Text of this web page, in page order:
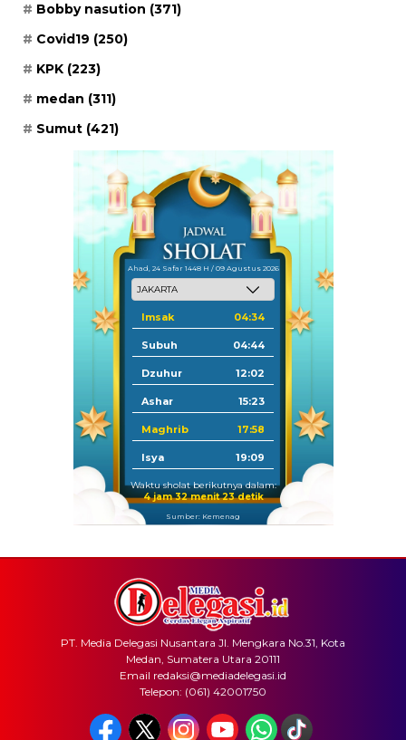
Bobby nasution (371)
Covid19 (250)
KPK (223)
medan (311)
Sumut (421)
Ahad, 24 Safar 1448 H / 09 Agustus 2026
Imsak 04:34
Subuh 04:44
Dzuhur 12:02
Ashar 15:23
Maghrib 17:58
Isya 19:09
Waktu sholat berikutnya dalam:
4 jam 32 menit 23 detik
Sumber: Kemenag
PT. Media Delegasi Nusantara Jl. Mengkara No.31, Kota
Medan, Sumatera Utara 20111
Email redaksi@mediadelegasi.id
Telepon: (061) 42001750